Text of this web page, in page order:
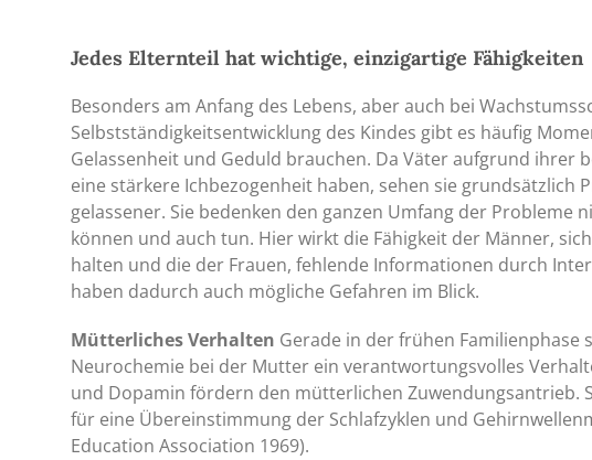
Jedes Elternteil hat wichtige, einzigartige Fähigkeiten
Besonders am Anfang des Lebens, aber auch bei
Selbstständigkeitsentwicklung des Kindes gibt es häufig
Gelassenheit und Geduld brauchen. Da Väter aufgrund ihrer
eine stärkere Ichbezogenheit haben, sehen sie grundsätzlich
gelassener. Sie bedenken den ganzen Umfang der Probleme
können und auch tun. Hier wirkt die Fähigkeit der Männer,
halten und die der Frauen, fehlende Informationen durch
haben dadurch auch mögliche Gefahren im Blick.
Mütterliches Verhalten Gerade in der frühen Familienphase
Neurochemie bei der Mutter ein verantwortungsvolles
und Dopamin fördern den mütterlichen Zuwendungsantrieb.
für eine Übereinstimmung der Schlafzyklen und
Education Association 1969).